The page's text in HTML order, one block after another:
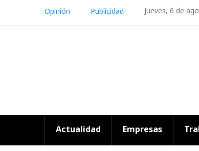
content
Jueves, 6 de
Opinión Publicidad
Actualidad Empresas